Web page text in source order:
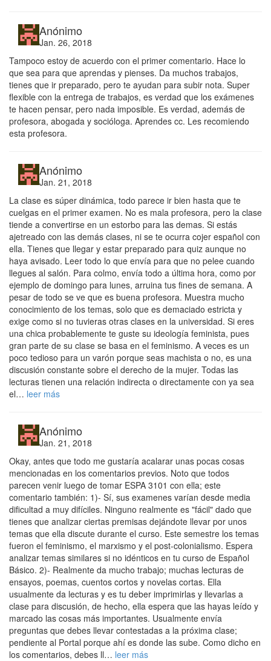
Anónimo
Jan. 26, 2018
Tampoco estoy de acuerdo con el primer comentario. Hace lo
que sea para que aprendas y pienses. Da muchos trabajos,
tienes que ir preparado, pero te ayudan para subir nota. Super
flexible con la entrega de trabajos, es verdad que los exámenes
te hacen pensar, pero nada imposible. Es verdad, además de
profesora, abogada y socióloga. Aprendes cc. Les recomiendo
esta profesora.
Anónimo
Jan. 21, 2018
La clase es súper dinámica, todo parece ir bien hasta que te
cuelgas en el primer examen. No es mala profesora, pero la clase
tiende a convertirse en un estorbo para las demas. Si estás
ajetreado con las demás clases, ni se te ocurra cojer español con
ella. Tienes que llegar y estar preparado para quiz aunque no
haya avisado. Leer todo lo que envía para que no pelee cuando
llegues al salón. Para colmo, envía todo a última hora, como por
ejemplo de domingo para lunes, arruina tus fines de semana. A
pesar de todo se ve que es buena profesora. Muestra mucho
conocimiento de los temas, solo que es demaciado estricta y
exige como si no tuvieras otras clases en la universidad. Si eres
una chica probablemente te guste su ideología feminista, pues
gran parte de su clase se basa en el feminismo. A veces es un
poco tedioso para un varón porque seas machista o no, es una
discusión constante sobre el derecho de la mujer. Todas las
lecturas tienen una relación indirecta o directamente con ya sea
el… leer más
Anónimo
Jan. 21, 2018
Okay, antes que todo me gustaría acalarar unas pocas cosas
mencionadas en los comentarios previos. Noto que todos
parecen venir luego de tomar ESPA 3101 con ella; este
comentario también: 1)- Sí, sus examenes varían desde media
dificultad a muy difíciles. Ninguno realmente es "fácil" dado que
tienes que analizar ciertas premisas dejándote llevar por unos
temas que ella discute durante el curso. Este semestre los temas
fueron el feminismo, el marxismo y el post-colonialismo. Espera
analizar temas similares si no idénticos en tu curso de Español
Básico. 2)- Realmente da mucho trabajo; muchas lecturas de
ensayos, poemas, cuentos cortos y novelas cortas. Ella
usualmente da lecturas y es tu deber imprimirlas y llevarlas a
clase para discusión, de hecho, ella espera que las hayas leído y
marcado las cosas más importantes. Usualmente envía
preguntas que debes llevar contestadas a la próxima clase;
pendiente al Portal porque ahí es donde las sube. Como dicho en
los comentarios, debes ll… leer más